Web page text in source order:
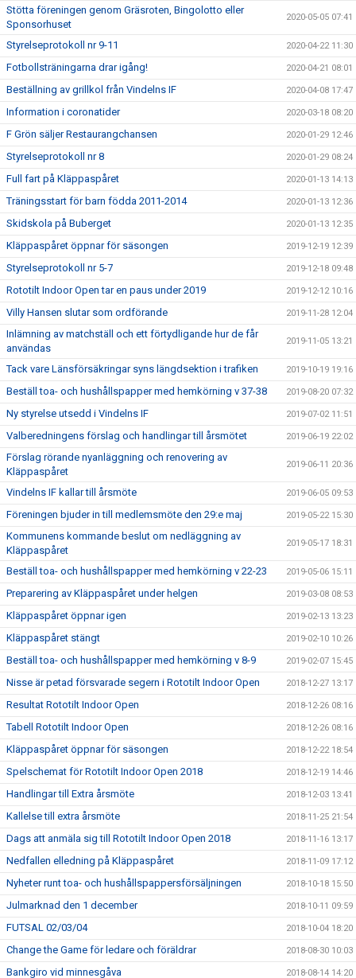
Stötta föreningen genom Gräsroten, Bingolotto eller
Sponsorhuset
2020-05-05 07:41
Styrelseprotokoll nr 9-11 2020-04-22 11:30
Fotbollsträningarna drar igång! 2020-04-21 08:01
Beställning av grillkol från Vindelns IF 2020-04-08 17:47
Information i coronatider 2020-03-18 08:20
F Grön säljer Restaurangchansen 2020-01-29 12:46
Styrelseprotokoll nr 8 2020-01-29 08:24
Full fart på Kläppaspåret 2020-01-13 14:13
Träningsstart för barn födda 2011-2014 2020-01-13 12:36
Skidskola på Buberget 2020-01-13 12:35
Kläppaspåret öppnar för säsongen 2019-12-19 12:39
Styrelseprotokoll nr 5-7 2019-12-18 09:48
Rototilt Indoor Open tar en paus under 2019 2019-12-12 10:16
Villy Hansen slutar som ordförande 2019-11-28 12:04
Inlämning av matchställ och ett förtydligande hur de får
användas
2019-11-05 13:21
Tack vare Länsförsäkringar syns längdsektion i trafiken 2019-10-19 19:16
Beställ toa- och hushållspapper med hemkörning v 37-38 2019-08-20 07:32
Ny styrelse utsedd i Vindelns IF 2019-07-02 11:51
Valberedningens förslag och handlingar till årsmötet 2019-06-19 22:02
Förslag rörande nyanläggning och renovering av
Kläppaspåret
2019-06-11 20:36
Vindelns IF kallar till årsmöte 2019-06-05 09:53
Föreningen bjuder in till medlemsmöte den 29:e maj 2019-05-22 15:30
Kommunens kommande beslut om nedläggning av
Kläppaspåret
2019-05-17 18:31
Beställ toa- och hushållspapper med hemkörning v 22-23 2019-05-06 15:11
Preparering av Kläppaspåret under helgen 2019-03-08 08:53
Kläppaspåret öppnar igen 2019-02-13 13:23
Kläppaspåret stängt 2019-02-10 10:26
Beställ toa- och hushållspapper med hemkörning v 8-9 2019-02-07 15:45
Nisse är petad försvarade segern i Rototilt Indoor Open 2018-12-27 13:17
Resultat Rototilt Indoor Open 2018-12-26 08:16
Tabell Rototilt Indoor Open 2018-12-26 08:16
Kläppaspåret öppnar för säsongen 2018-12-22 18:54
Spelschemat för Rototilt Indoor Open 2018 2018-12-19 14:46
Handlingar till Extra årsmöte 2018-12-03 13:41
Kallelse till extra årsmöte 2018-11-25 21:54
Dags att anmäla sig till Rototilt Indoor Open 2018 2018-11-16 13:17
Nedfallen elledning på Kläppaspåret 2018-11-09 17:12
Nyheter runt toa- och hushållspappersförsäljningen 2018-10-18 15:50
Julmarknad den 1 december 2018-10-11 09:59
FUTSAL 02/03/04 2018-10-04 18:20
Change the Game för ledare och föräldrar 2018-08-30 10:03
Bankgiro vid minnesgåva 2018-08-14 14:20